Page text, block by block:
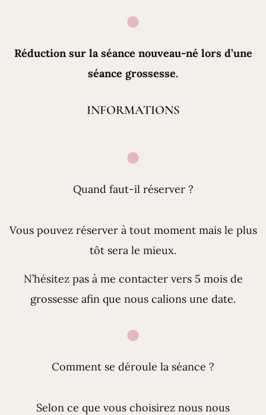
Réduction sur la séance nouveau-né lors d’une
séance grossesse.
INFORMATIONS
Quand faut-il réserver ?
Vous pouvez réserver à tout moment mais le plus
tôt sera le mieux.
N’hésitez pas à me contacter vers 5 mois de
grossesse afin que nous calions une date.
Comment se déroule la séance ?
Selon ce que vous choisirez nous nous